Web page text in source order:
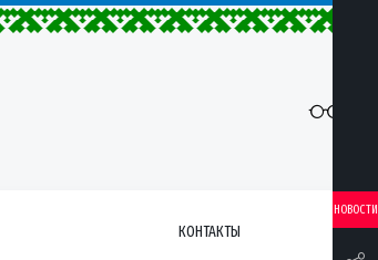
КОНТАКТЫ
НОВОСТИ